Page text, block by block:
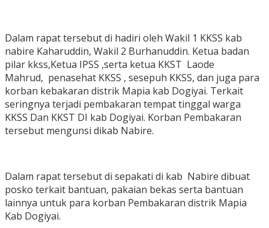
Dalam rapat tersebut di hadiri oleh Wakil 1 KKSS kab
nabire Kaharuddin, Wakil 2 Burhanuddin. Ketua badan
pilar kkss,Ketua IPSS ,serta ketua KKST Laode
Mahrud, penasehat KKSS , sesepuh KKSS, dan juga para
korban kebakaran distrik Mapia kab Dogiyai. Terkait
seringnya terjadi pembakaran tempat tinggal warga
KKSS Dan KKST DI kab Dogiyai. Korban Pembakaran
tersebut mengunsi dikab Nabire.
Dalam rapat tersebut di sepakati di kab Nabire dibuat
posko terkait bantuan, pakaian bekas serta bantuan
lainnya untuk para korban Pembakaran distrik Mapia
Kab Dogiyai.